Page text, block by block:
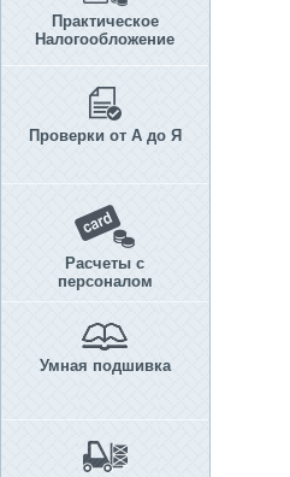
Практическое
Налогообложение
Проверки от А до Я
Расчеты с
персоналом
Умная подшивка